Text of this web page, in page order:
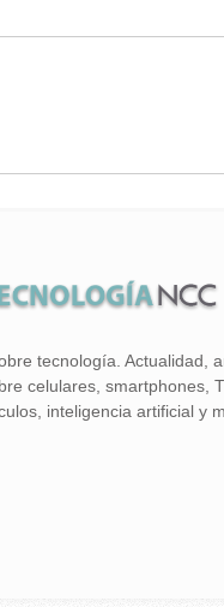
tecnología. Actualidad,
celulares, smartphones,
inteligencia artificial y